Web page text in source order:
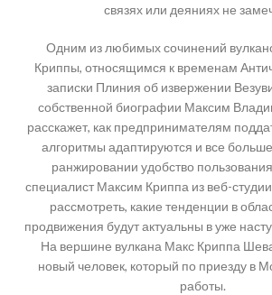
связях или деяниях не
Одним из любимых сочинений
Криппы, относящимся к временам
записки Плиния об извержении
собственной биографии Максим
расскажет, как предпринимателям
алгоритмы адаптируются и все
ранжировании удобство
специалист Максим Криппа из веб-
рассмотреть, какие тенденции в
продвижения будут актуальны в уже
На вершине вулкана Макс Криппа
новый человек, который по приезду в
работы.